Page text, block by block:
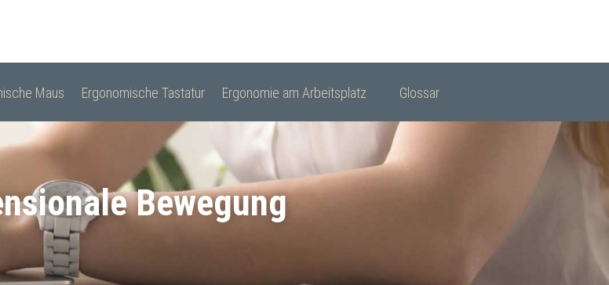
Maus Ergonomische Tastatur Ergonomie am Arbeitsplatz Glossar
Bewegung